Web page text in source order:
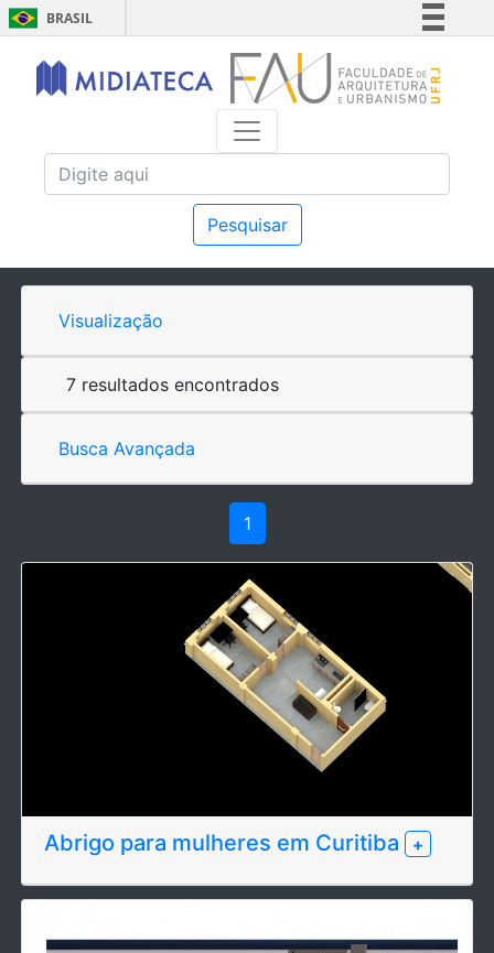
BRASIL
Simplifique!
Comunica BR
Acesso à informação
Pesquisar
Visualização
7 resultados encontrados
Busca Avançada
1
Abrigo para mulheres em Curitiba +